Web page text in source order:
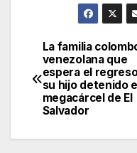
de
entradas
La familia
venezolana que
espera el
su hijo detenido
megacárcel de El
Salvador